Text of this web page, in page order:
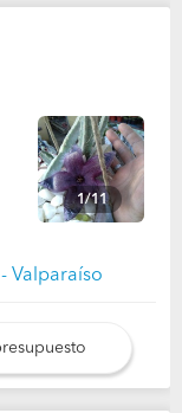
1/11
Valparaíso